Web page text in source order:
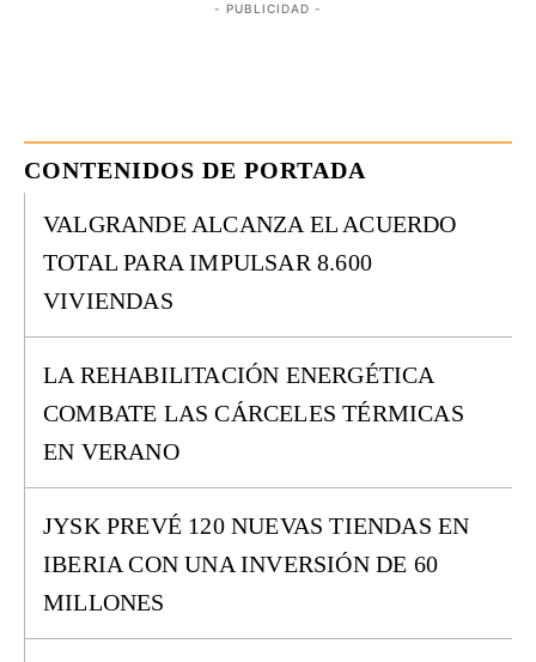
- PUBLICIDAD -
CONTENIDOS DE PORTADA
VALGRANDE ALCANZA EL ACUERDO
TOTAL PARA IMPULSAR 8.600
VIVIENDAS
LA REHABILITACIÓN ENERGÉTICA
COMBATE LAS CÁRCELES TÉRMICAS
EN VERANO
JYSK PREVÉ 120 NUEVAS TIENDAS EN
IBERIA CON UNA INVERSIÓN DE 60
MILLONES